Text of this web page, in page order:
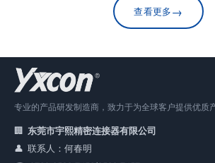
查看更多→
专业的产品研发制造商，致力于为全球客户提供优质
东莞市宇熙精密连接器有限公司
联系人：何春明